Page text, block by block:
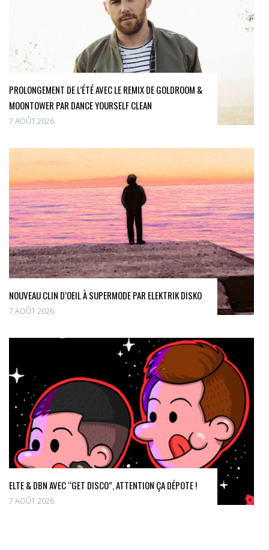
PROLONGEMENT DE L’ÉTÉ AVEC LE REMIX DE GOLDROOM &
MOONTOWER PAR DANCE YOURSELF CLEAN
7 AOÛT 2026
NOUVEAU CLIN D’OEIL À SUPERMODE PAR ELEKTRIK DISKO
7 AOÛT 2026
ELTE & DBN AVEC “GET DISCO”, ATTENTION ÇA DÉPOTE !
7 AOÛT 2026